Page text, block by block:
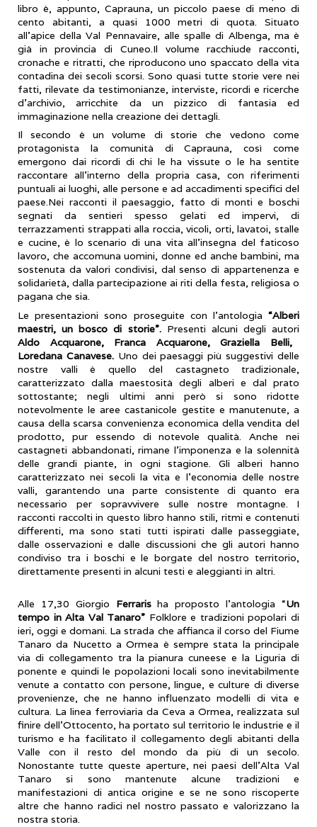
libro è, appunto, Caprauna, un piccolo paese di meno di
cento abitanti, a quasi 1000 metri di quota. Situato
all'apice della Val Pennavaire, alle spalle di Albenga, ma è
già in provincia di Cuneo.Il volume racchiude racconti,
cronache e ritratti, che riproducono uno spaccato della vita
contadina dei secoli scorsi. Sono quasi tutte storie vere nei
fatti, rilevate da testimonianze, interviste, ricordi e ricerche
d'archivio, arricchite da un pizzico di fantasia ed
immaginazione nella creazione dei dettagli.
Il secondo è un volume di storie che vedono come
protagonista la comunità di Caprauna, così come
emergono dai ricordi di chi le ha vissute o le ha sentite
raccontare all'interno della propria casa, con riferimenti
puntuali ai luoghi, alle persone e ad accadimenti specifici del
paese.Nei racconti il paesaggio, fatto di monti e boschi
segnati da sentieri spesso gelati ed impervi, di
terrazzamenti strappati alla roccia, vicoli, orti, lavatoi, stalle
e cucine, è lo scenario di una vita all'insegna del faticoso
lavoro, che accomuna uomini, donne ed anche bambini, ma
sostenuta da valori condivisi, dal senso di appartenenza e
solidarietà, dalla partecipazione ai riti della festa, religiosa o
pagana che sia.
Le presentazioni sono proseguite con l’antologia “Alberi
maestri, un bosco di storie”. Presenti alcuni degli autori
Aldo Acquarone, Franca Acquarone, Graziella Belli,
Loredana Canavese. Uno dei paesaggi più suggestivi delle
nostre valli è quello del castagneto tradizionale,
caratterizzato dalla maestosità degli alberi e dal prato
sottostante; negli ultimi anni però si sono ridotte
notevolmente le aree castanicole gestite e manutenute, a
causa della scarsa convenienza economica della vendita del
prodotto, pur essendo di notevole qualità. Anche nei
castagneti abbandonati, rimane l’imponenza e la solennità
delle grandi piante, in ogni stagione. Gli alberi hanno
caratterizzato nei secoli la vita e l’economia delle nostre
valli, garantendo una parte consistente di quanto era
necessario per sopravvivere sulle nostre montagne. I
racconti raccolti in questo libro hanno stili, ritmi e contenuti
differenti, ma sono stati tutti ispirati dalle passeggiate,
dalle osservazioni e dalle discussioni che gli autori hanno
condiviso tra i boschi e le borgate del nostro territorio,
direttamente presenti in alcuni testi e aleggianti in altri.
Alle 17,30 Giorgio Ferrarisha proposto l’antologia “Un
tempo in Alta Val Tanaro” Folklore e tradizioni popolari di
ieri, oggi e domani. La strada che affianca il corso del Fiume
Tanaro da Nucetto a Ormea è sempre stata la principale
via di collegamento tra la pianura cuneese e la Liguria di
ponente e quindi le popolazioni locali sono inevitabilmente
venute a contatto con persone, lingue, e culture di diverse
provenienze, che ne hanno influenzato modelli di vita e
cultura. La linea ferroviaria da Ceva a Ormea, realizzata sul
finire dell’Ottocento, ha portato sul territorio le industrie e il
turismo e ha facilitato il collegamento degli abitanti della
Valle con il resto del mondo da più di un secolo.
Nonostante tutte queste aperture, nei paesi dell’Alta Val
Tanaro si sono mantenute alcune tradizioni e
manifestazioni di antica origine e se ne sono riscoperte
altre che hanno radici nel nostro passato e valorizzano la
nostra storia.